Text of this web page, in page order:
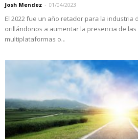
Josh Mendez - 01/04/2023
El 2022 fue un año retador para la industria
orillándonos a aumentar la presencia de
multiplataformas o...